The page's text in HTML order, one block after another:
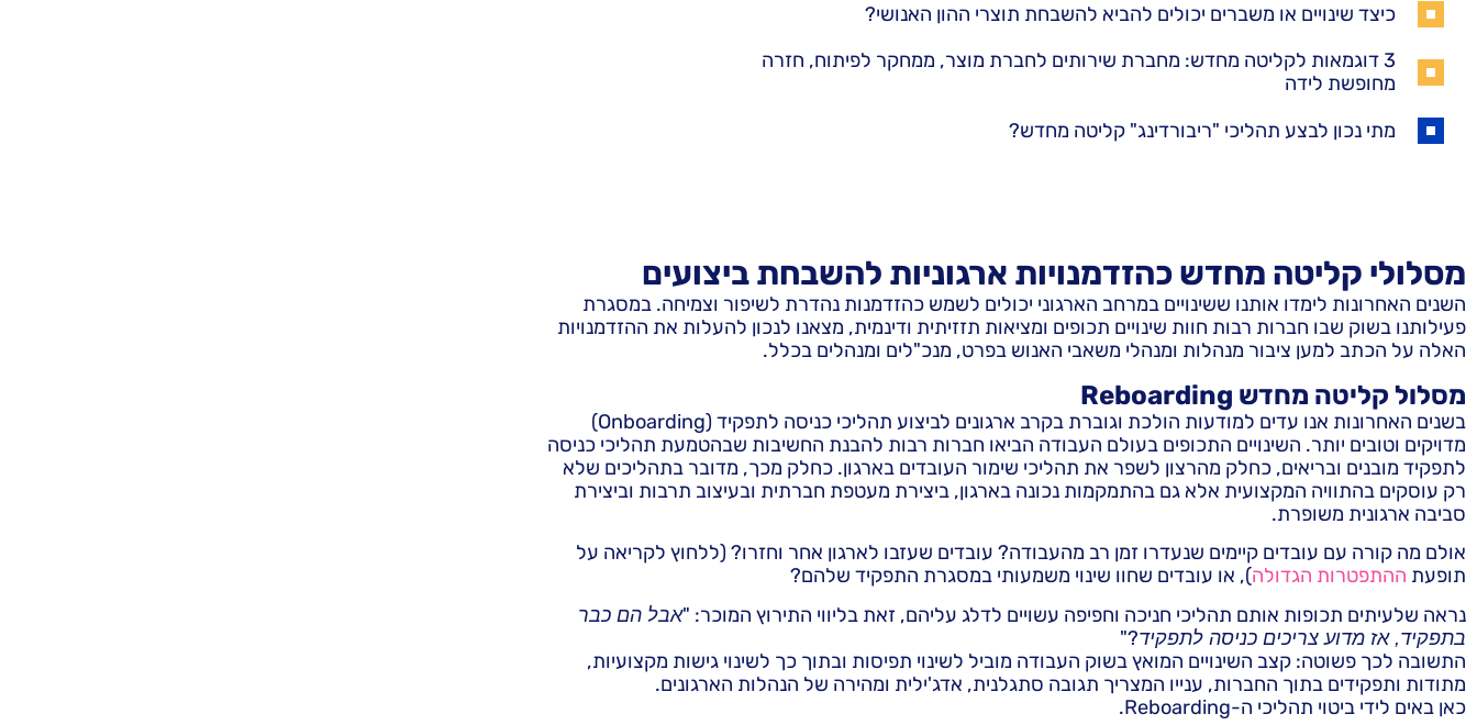
כיצד שינויים או משברים יכולים להביא להשבחת תוצרי ההון האנושי?
3 דוגמאות לקליטה מחדש: מחברת שירותים לחברת מוצר, ממחקר לפיתוח, חזרה
מחופשת לידה
מתי נכון לבצע תהליכי "ריבורדינג" קליטה מחדש?
מסלולי קליטה מחדש כהזדמנויות ארגוניות להשבחת ביצועים
השנים האחרונות לימדו אותנו ששינויים במרחב הארגוני יכולים לשמש כהזדמנות נהדרת לשיפור וצמיחה. במסגרת
פעילותנו בשוק שבו חברות רבות חוות שינויים תכופים ומציאות תזזיתית ודינמית, מצאנו לנכון להעלות את ההזדמנויות
האלה על הכתב למען ציבור מנהלות ומנהלי משאבי האנוש בפרט, מנכ"לים ומנהלים בכלל.
מסלול קליטה מחדש Reboarding
בשנים האחרונות אנו עדים למודעות הולכת וגוברת בקרב ארגונים לביצוע תהליכי כניסה לתפקיד (Onboarding)
מדויקים וטובים יותר. השינויים התכופים בעולם העבודה הביאו חברות רבות להבנת החשיבות שבהטמעת תהליכי כניסה
לתפקיד מובנים ובריאים, כחלק מהרצון לשפר את תהליכי שימור העובדים בארגון. כחלק מכך, מדובר בתהליכים שלא
רק עוסקים בהתוויה המקצועית אלא גם בהתמקמות נכונה בארגון, ביצירת מעטפת חברתית ובעיצוב תרבות וביצירת
סביבה ארגונית משופרת.
אולם מה קורה עם עובדים קיימים שנעדרו זמן רב מהעבודה? עובדים שעזבו לארגון אחר וחזרו? (ללחוץ לקריאה על
תופעת ההתפטרות הגדולה), או עובדים שחוו שינוי משמעותי במסגרת התפקיד שלהם?
נראה שלעיתים תכופות אותם תהליכי חניכה וחפיפה עשויים לדלג עליהם, זאת בליווי התירוץ המוכר: "אבל הם כבר
בתפקיד, אז מדוע צריכים כניסה לתפקיד?"
התשובה לכך פשוטה: קצב השינויים המואץ בשוק העבודה מוביל לשינוי תפיסות ובתוך כך לשינוי גישות מקצועיות,
מתודות ותפקידים בתוך החברות, ענייו המצריך תגובה סתגלנית, אדג'ילית ומהירה של הנהלות הארגונים.
כאן באים לידי ביטוי תהליכי ה-Reboarding.